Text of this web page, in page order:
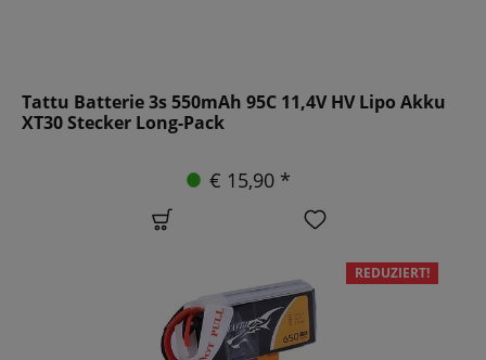
Tattu Batterie 3s 550mAh 95C 11,4V HV Lipo Akku
XT30 Stecker Long-Pack
€ 15,90 *
REDUZIERT!